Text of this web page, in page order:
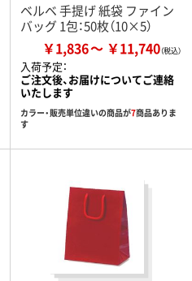
ベルベ 手提げ 紙袋 ファイン
バッグ 1包：50枚（10×5）
￥1,836 ￥11,740
入荷予定：
ご注文後、お届けについてご連絡
いたします
カラー・販売単位違いの商品が7商品ありま
す